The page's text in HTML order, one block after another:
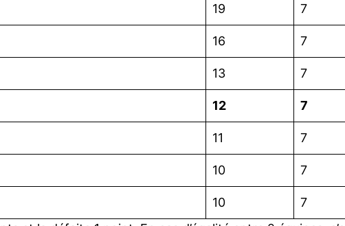
19 7
16 7
13 7
12 7
11 7
10 7
10 7